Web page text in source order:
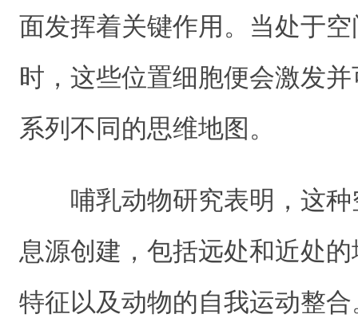
面发挥着关键作用。当处于
时，这些位置细胞便会激发
系列不同的思维地图。
哺乳动物研究表明，这
息源创建，包括远处和近处
特征以及动物的自我运动整